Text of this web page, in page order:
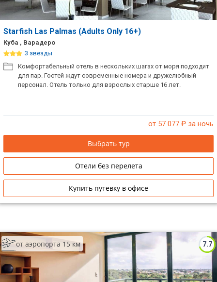
Starfish Las Palmas (Adults Only 16+)
Куба , Варадеро
3 звезды
Комфортабельный отель в нескольких шагах от моря подходит
для пар. Гостей ждут современные номера и дружелюбный
персонал. Отель только для взрослых старше 16 лет.
от 57 077 ₽ за ночь
Выбрать тур
Отели без перелета
Купить путевку в офисе
7.7
от аэропорта 15 км